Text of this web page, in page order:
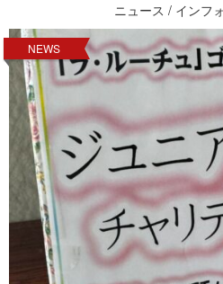
ニュース / インフ
NEWS